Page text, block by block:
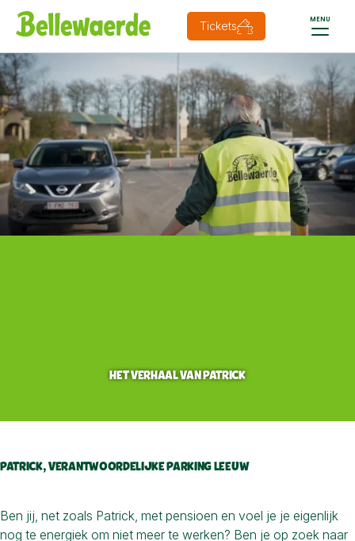
Tickets MENU
HET VERHAAL VAN PATRICK
PATRICK, VERANTWOORDELIJKE PARKING LEEUW
Ben jij, net zoals Patrick, met pensioen en voel je je eigenlijk
nog te energiek om niet meer te werken? Ben je op zoek naar